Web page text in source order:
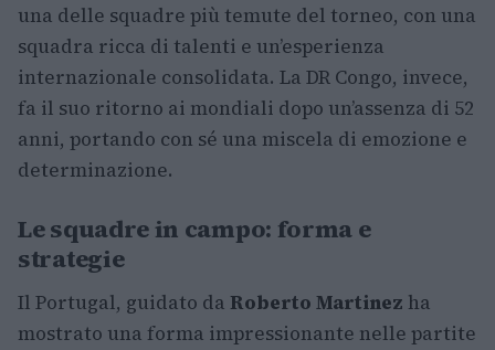
una delle squadre più temute del torneo, con una
squadra ricca di talenti e un’esperienza
internazionale consolidata. La DR Congo, invece,
fa il suo ritorno ai mondiali dopo un’assenza di 52
anni, portando con sé una miscela di emozione e
determinazione.
Le squadre in campo: forma e
strategie
Il Portugal, guidato da Roberto Martinez ha
mostrato una forma impressionante nelle partite